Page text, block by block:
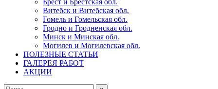
Брест и Брестская обл.
Витебск и Витебская обл.
Гомель и Гомельская обл.
Гродно и Гродненская обл.
Минск и Минская обл.
Могилев и Могилевская обл.
ПОЛЕЗНЫЕ СТАТЬИ
ГАЛЕРЕЯ РАБОТ
АКЦИИ